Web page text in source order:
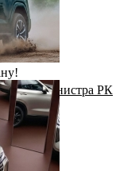
министра РК